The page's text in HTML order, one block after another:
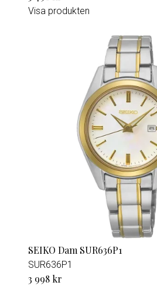
Visa produkten
SEIKO Dam SUR636P1
SUR636P1
3 998 kr